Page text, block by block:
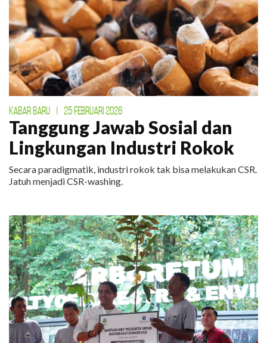
KABAR BARU | 25 FEBRUARI 2026
Tanggung Jawab Sosial dan
Lingkungan Industri Rokok
Secara paradigmatik, industri rokok tak bisa melakukan CSR.
Jatuh menjadi CSR-washing.